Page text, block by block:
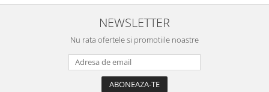
NEWSLETTER
Nu rata ofertele si promotiile noastre